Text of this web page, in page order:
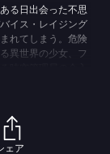
る日出会った不思
イス・レイジング
れてしまう。危険
異世界の少女、フ
い合ってゆく。悲
だ―――。
ェア